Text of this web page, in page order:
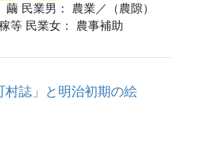
繭 民業男： 農業／（農隙）
等 民業女： 農事補助
村誌」と明治初期の絵